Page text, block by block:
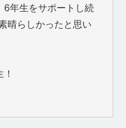
6年生をサポートし続
晴らしかったと思い